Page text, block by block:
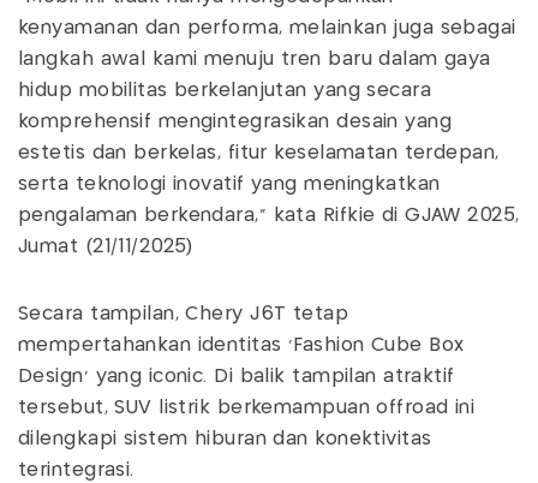
kenyamanan dan performa, melainkan juga sebagai
langkah awal kami menuju tren baru dalam gaya
hidup mobilitas berkelanjutan yang secara
komprehensif mengintegrasikan desain yang
estetis dan berkelas, fitur keselamatan terdepan,
serta teknologi inovatif yang meningkatkan
pengalaman berkendara," kata Rifkie di GJAW 2025,
Jumat (21/11/2025)
Secara tampilan, Chery J6T tetap
mempertahankan identitas ' Fashion Cube Box
Design' yang iconic. Di balik tampilan atraktif
tersebut, SUV listrik berkemampuanoffroad ini
dilengkapi sistem hiburan dan konektivitas
terintegrasi.